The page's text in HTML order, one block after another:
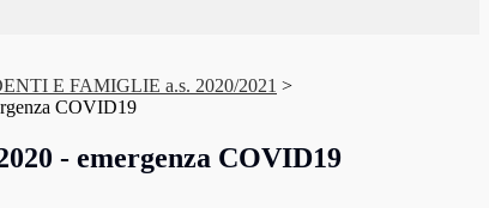
E FAMIGLIE a.s. 2020/2021 >
COVID19
- emergenza COVID19